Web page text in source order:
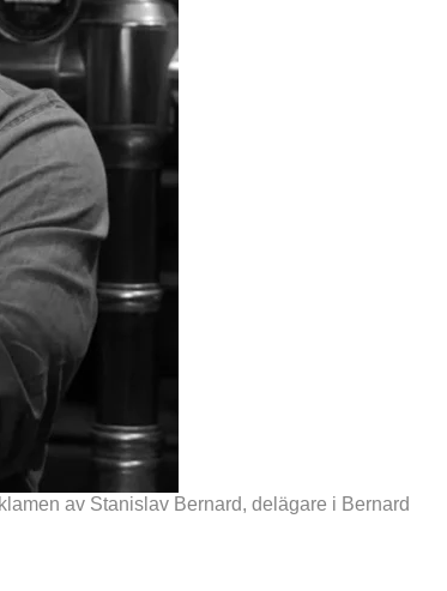
av Stanislav Bernard, delägare i Bernard